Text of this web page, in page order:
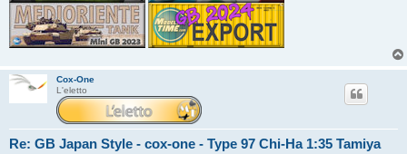
Cox-One
L'eletto
Re: GB Japan Style - cox-one - Type 97 Chi-Ha 1:35 Tamiya